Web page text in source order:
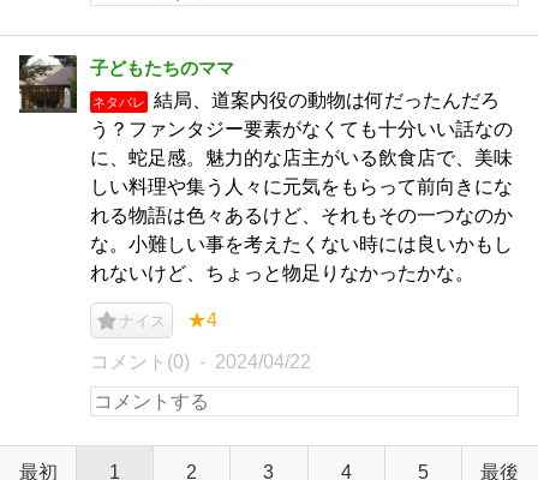
子どもたちのママ
ネタバレ
結局、道案内役の動物は何だったんだろ
う？ファンタジー要素がなくても十分いい話なの
に、蛇足感。魅力的な店主がいる飲食店で、美味
しい料理や集う人々に元気をもらって前向きにな
れる物語は色々あるけど、それもその一つなのか
な。小難しい事を考えたくない時には良いかもし
れないけど、ちょっと物足りなかったかな。
ナイス ★4
コメント(0) 2024/04/22
最初 1 2 3 4 5 最後